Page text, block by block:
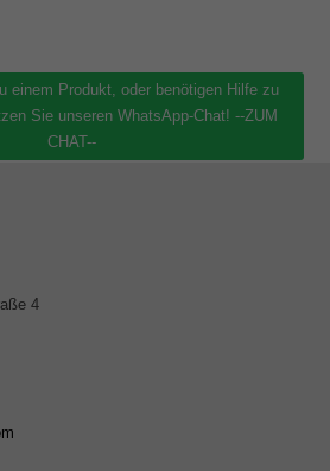
einem Produkt, oder benötigen Hilfe zu
Sie unseren WhatsApp-Chat! --ZUM
CHAT--
4